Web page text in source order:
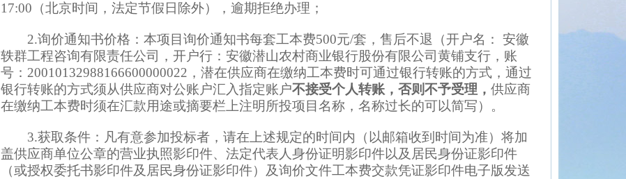
17:00（北京时间，法定节假日除外），逾期拒绝办理；
2.询价通知书价格：本项目询价通知书每套工本费500元/套，售后不退（开户名 ：
安徽
轶群工程咨询有限责任公司
，开户行 ： 安徽潜山农村商业银行股份有限公司黄铺支行 ，账
号 ： 20010132988166600000022 ， 潜在供应商在缴纳工本费时可通过银行转账的方式，通过
银行转账的方式须从供应商对公账户汇入指定账户不接受个人转账 ，否则不予受理， 供应商
在缴纳工本费时须在汇款用途或摘要栏上注明所投项目名称，名称过长的可以简写）。
3.获取条件：凡有意参加投标者，请在上述规定的时间内（以邮箱收到时间为准）将加
盖供应商单位公章的营业执照影印件、法定代表人身份证明影印件以及居民身份证影印件
（或授权委托书影印件及居民身份证影印件）及询价文件工本费交款凭证影印件电子版发送